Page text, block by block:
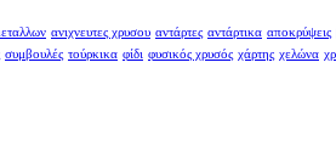
ανιχνευτες χρυσου αντάρτες αντάρτικα αποκρύψεις
συμβουλές τούρκικα φίδι φυσικός χρυσός χάρτης χελώνα